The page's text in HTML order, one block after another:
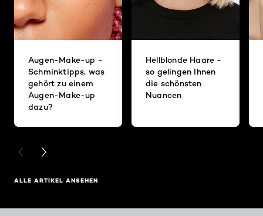
Augen-Make-up -
Schminktipps, was
gehört zu einem
Augen-Make-up
dazu?
Hellblonde Haare -
so gelingen Ihnen
die schönsten
Nuancen
PREVIOUS CARD
NEXT CARD
ALLE ARTIKEL ANSEHEN